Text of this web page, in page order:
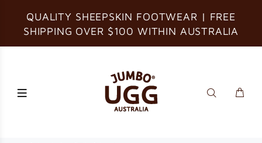
QUALITY SHEEPSKIN FOOTWEAR | FREE
SHIPPING OVER $100 WITHIN AUSTRALIA